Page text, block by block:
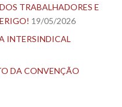
TRABALHADORES E
19/05/2026
INTERSINDICAL
DA CONVENÇÃO